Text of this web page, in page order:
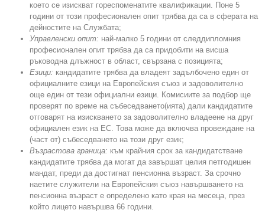
което се изискват гореспоменатите квалификации. Поне 5
години от този професионален опит трябва да са в сферата на
дейностите на Службата;
Управленски опит: най-малко 5 години от следдипломния
професионален опит трябва да са придобити на висша
ръководна длъжност в област, свързана с позицията;
Езици: кандидатите трябва да владеят задълбочено един от
официалните езици на Европейския съюз и задоволително
още един от тези официални езици. Комисиите за подбор ще
проверят по време на събеседването(ията) дали кандидатите
отговарят на изискването за задоволително владеене на друг
официален език на ЕС. Това може да включва провеждане на
(част от) събеседването на този друг език;
Възрастова граница: към крайния срок за кандидатстване
кандидатите трябва да могат да завършат целия петгодишен
мандат, преди да достигнат пенсионна възраст. За срочно
наетите служители на Европейския съюз навършването на
пенсионна възраст е определено като края на месеца, през
който лицето навършва 66 години.